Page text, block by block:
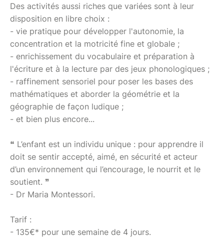
Des activités aussi riches que variées sont à leur
disposition en libre choix :
- vie pratique pour développer l'autonomie, la
concentration et la motricité fine et globale ;
- enrichissement du vocabulaire et préparation à
l'écriture et à la lecture par des jeux phonologiques ;
- raffinement sensoriel pour poser les bases des
mathématiques et aborder la géométrie et la
géographie de façon ludique ;
- et bien plus encore...
❝ L’enfant est un individu unique : pour apprendre il
doit se sentir accepté, aimé, en sécurité et acteur
d’un environnement qui l’encourage, le nourrit et le
soutient. ❞
- Dr Maria Montessori.
Tarif :
- 135€* pour une semaine de 4 jours.